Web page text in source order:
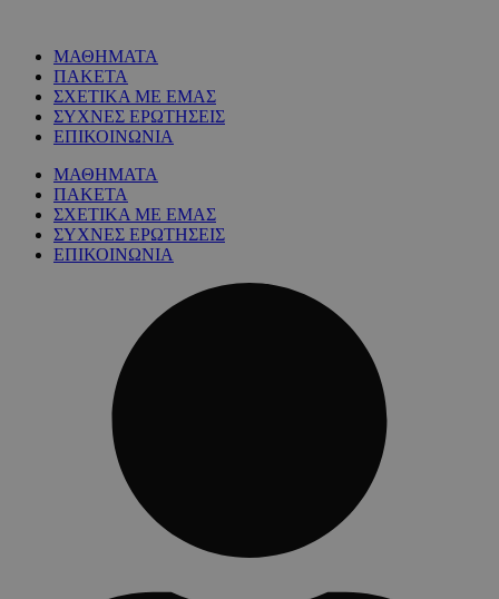
ΜΑΘΗΜΑΤΑ
ΠΑΚΕΤΑ
ΣΧΕΤΙΚΑ ΜΕ ΕΜΑΣ
ΣΥΧΝΕΣ ΕΡΩΤΗΣΕΙΣ
ΕΠΙΚΟΙΝΩΝΙΑ
ΜΑΘΗΜΑΤΑ
ΠΑΚΕΤΑ
ΣΧΕΤΙΚΑ ΜΕ ΕΜΑΣ
ΣΥΧΝΕΣ ΕΡΩΤΗΣΕΙΣ
ΕΠΙΚΟΙΝΩΝΙΑ